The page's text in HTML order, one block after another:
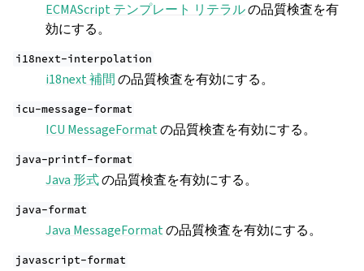
ECMAScript テンプレート リテラルの品質検査を有
効にする。
i18next-interpolation
i18next 補間の品質検査を有効にする。
icu-message-format
ICU MessageFormatの品質検査を有効にする。
java-printf-format
Java 形式の品質検査を有効にする。
java-format
Java MessageFormatの品質検査を有効にする。
javascript-format